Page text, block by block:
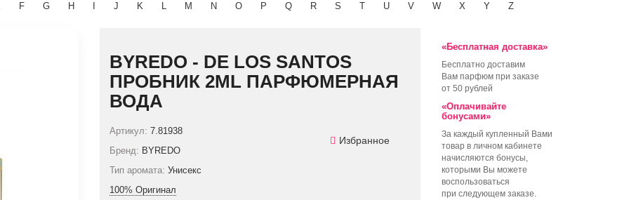
F G H J K L M N O P Q R S T U V W X Y Z
BYREDO - DE LOS SANTOS
ПРОБНИК 2ML ПАРФЮМЕРНАЯ
ВОДА
Артикул: 7.81938
Бренд: BYREDO
Тип аромата: Унисекс
100% Оригинал
Избранное
«Бесплатная доставка»
Бесплатно доставим
Вам парфюм при заказе
от 50 рублей
«Оплачивайте
бонусами»
За каждый купленный Вами
товар в личном кабинете
начисляются бонусы,
которыми Вы можете
воспользоваться
при следующем заказе.